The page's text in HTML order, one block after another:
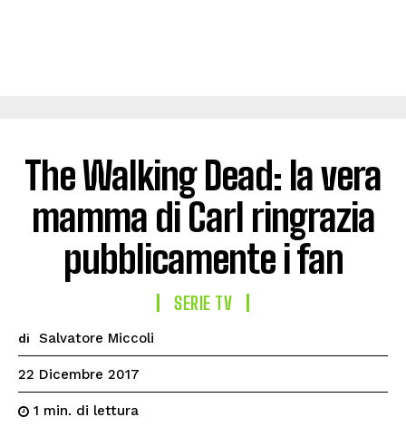
The Walking Dead: la vera
mamma di Carl ringrazia
pubblicamente i fan
SERIE TV
di Salvatore Miccoli
22 Dicembre 2017
1 min. di lettura